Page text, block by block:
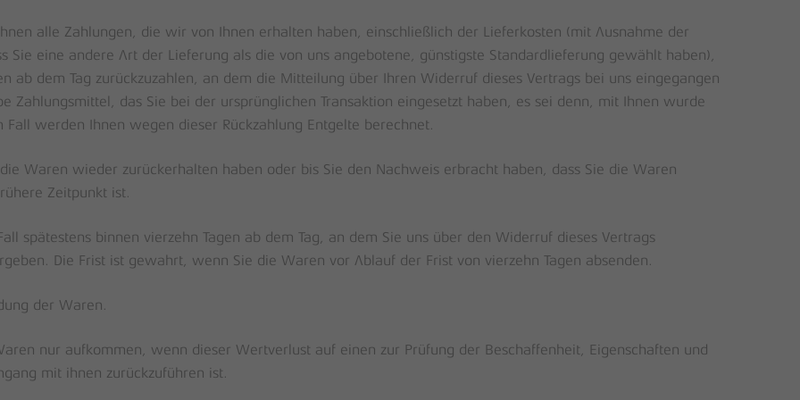
alle Zahlungen, die wir von Ihnen erhalten haben, einschließlich der Lieferkosten (mit Ausnahme der
Sie eine andere Art der Lieferung als die von uns angebotene, günstigste Standardlieferung gewählt haben),
ab dem Tag zurückzuzahlen, an dem die Mitteilung über Ihren Widerruf dieses Vertrags bei uns eingegangen
Zahlungsmittel, das Sie bei der ursprünglichen Transaktion eingesetzt haben, es sei denn, mit Ihnen wurde
werden Ihnen wegen dieser Rückzahlung Entgelte berechnet.
Waren wieder zurückerhalten haben oder bis Sie den Nachweis erbracht haben, dass Sie die Waren
Zeitpunkt ist.
spätestens binnen vierzehn Tagen ab dem Tag, an dem Sie uns über den Widerruf dieses Vertrags
Die Frist ist gewahrt, wenn Sie die Waren vor Ablauf der Frist von vierzehn Tagen absenden.
der Waren.
nur aufkommen, wenn dieser Wertverlust auf einen zur Prüfung der Beschaffenheit, Eigenschaften und
mit ihnen zurückzuführen ist.